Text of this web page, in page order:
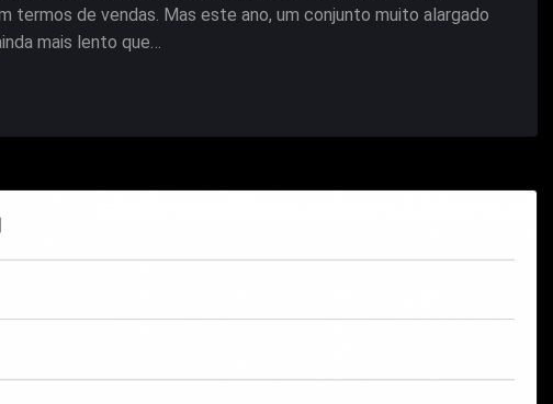
de vendas. Mas este ano, um conjunto muito alargado
mais lento que…